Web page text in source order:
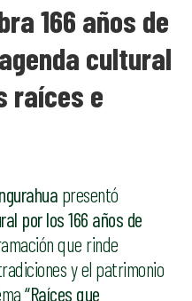
166 años de
cultural
raíces e
presentó
por los 166 años de
que rinde
y el patrimonio
“Raíces que